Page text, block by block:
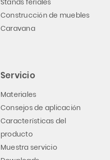
Construcción de muebles
Caravana
Servicio
Materiales
Consejos de aplicación
Características del
producto
Muestra servicio